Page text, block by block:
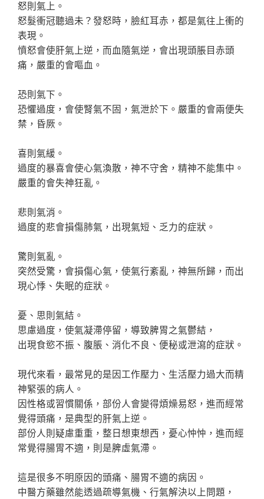
怒則氣上。
怒髮衝冠聽過未？發怒時，臉紅耳赤，都是氣往上衝的
表現。
憤怒會使肝氣上逆，而血隨氣逆，會出現頭脹目赤頭
痛，嚴重的會嘔血。
恐則氣下。
恐懼過度，會使腎氣不固，氣泄於下。嚴重的會兩便失
禁，昏厥。
喜則氣緩。
過度的暴喜會使心氣渙散，神不守舍，精神不能集中。
嚴重的會失神狂亂。
悲則氣消。
過度的悲會損傷肺氣，出現氣短、乏力的症狀。
驚則氣亂。
突然受驚，會損傷心氣，使氣行紊亂，神無所歸，而出
現心悸、失眠的症狀。
憂、思則氣結。
思慮過度，使氣凝滯停留，導致脾胃之氣鬱結，
出現食慾不振、腹脹、消化不良、便秘或泄瀉的症狀。
現代來看，最常見的是因工作壓力、生活壓力過大而精
神緊張的病人。
因性格或習慣關係，部份人會變得煩燥易怒，進而經常
覺得頭痛，是典型的肝氣上逆。
部份人則疑慮重重，整日想東想西，憂心忡忡，進而經
常覺得腸胃不適，則是脾虛氣滯。
這是很多不明原因的頭痛、腸胃不適的病因。
中醫方藥雖然能透過疏導氣機、行氣解決以上問題，